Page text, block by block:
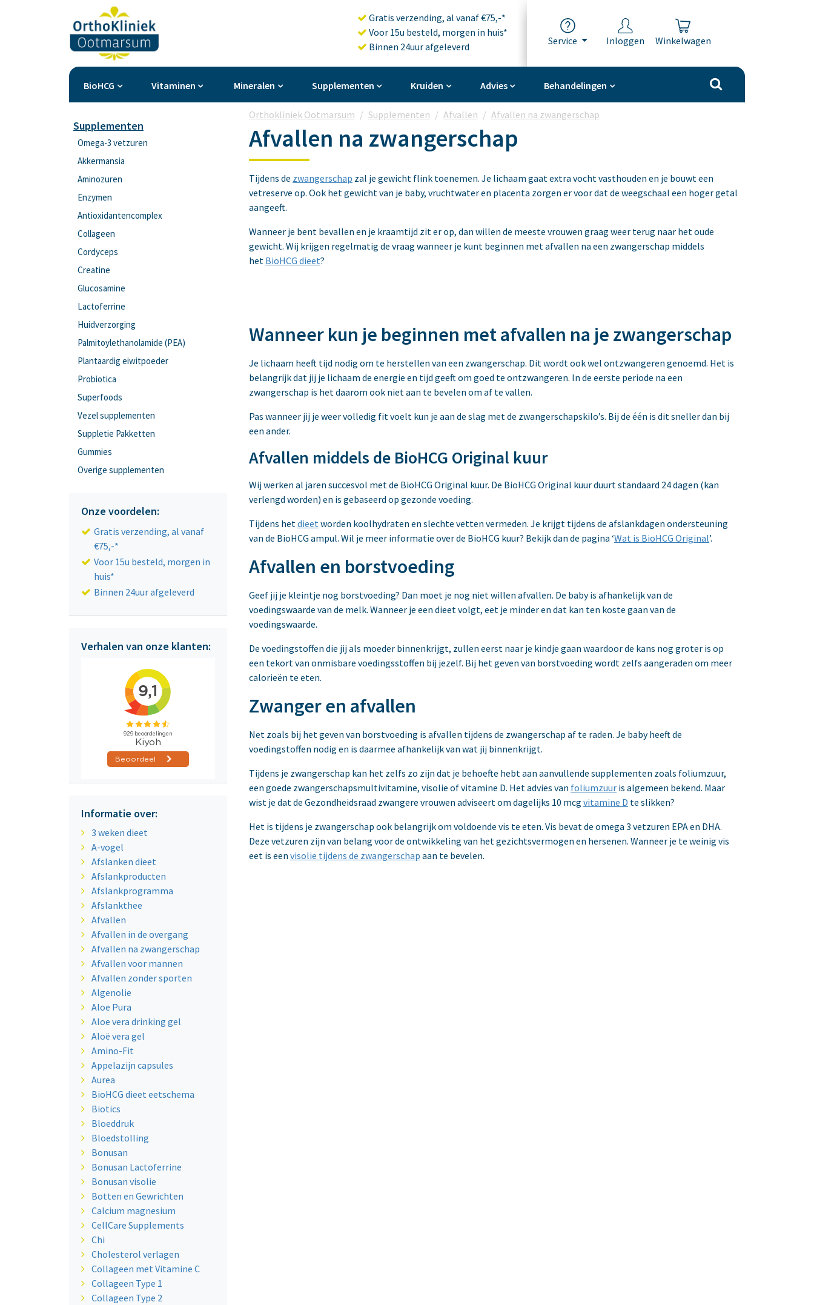
Service Inloggen Winkelwagen
Gratis verzending, al vanaf €75,-*
Voor 15u besteld, morgen in huis*
Binnen 24uur afgeleverd
BioHCG Vitaminen Mineralen Supplementen Kruiden Advies Behandelingen
Supplementen
Omega-3 vetzuren
Akkermansia
Aminozuren
Enzymen
Antioxidantencomplex
Collageen
Cordyceps
Creatine
Glucosamine
Lactoferrine
Huidverzorging
Palmitoylethanolamide (PEA)
Plantaardig eiwitpoeder
Probiotica
Superfoods
Vezel supplementen
Suppletie Pakketten
Gummies
Overige supplementen
Onze voordelen:
Gratis verzending, al vanaf
€75,-*
Voor 15u besteld, morgen in
huis*
Binnen 24uur afgeleverd
Verhalen van onze klanten:
Informatie over:
3 weken dieet
A-vogel
Afslanken dieet
Afslankproducten
Afslankprogramma
Afslankthee
Afvallen
Afvallen in de overgang
Afvallen na zwangerschap
Afvallen voor mannen
Afvallen zonder sporten
Algenolie
Aloe Pura
Aloe vera drinking gel
Aloë vera gel
Amino-Fit
Appelazijn capsules
Aurea
BioHCG dieet eetschema
Biotics
Bloeddruk
Bloedstolling
Bonusan
Bonusan Lactoferrine
Bonusan visolie
Botten en Gewrichten
Calcium magnesium
CellCare Supplements
Chi
Cholesterol verlagen
Collageen met Vitamine C
Collageen Type 1
Collageen Type 2
Orthokliniek Ootmarsum Supplementen Afvallen Afvallen na zwangerschap
Afvallen na zwangerschap
Tijdens de zwangerschap zal je gewicht flink toenemen. Je lichaam gaat extra vocht vasthouden en je bouwt een
vetreserve op. Ook het gewicht van je baby, vruchtwater en placenta zorgen er voor dat de weegschaal een hoger getal
aangeeft.
Wanneer je bent bevallen en je kraamtijd zit er op, dan willen de meeste vrouwen graag weer terug naar het oude
gewicht. Wij krijgen regelmatig de vraag wanneer je kunt beginnen met afvallen na een zwangerschap middels
het BioHCG dieet?
Wanneer kun je beginnen met afvallen na je zwangerschap
Je lichaam heeft tijd nodig om te herstellen van een zwangerschap. Dit wordt ook wel ontzwangeren genoemd. Het is
belangrijk dat jij je lichaam de energie en tijd geeft om goed te ontzwangeren. In de eerste periode na een
zwangerschap is het daarom ook niet aan te bevelen om af te vallen.
Pas wanneer jij je weer volledig fit voelt kun je aan de slag met de zwangerschapskilo’s. Bij de één is dit sneller dan bij
een ander.
Afvallen middels de BioHCG Original kuur
Wij werken al jaren succesvol met de BioHCG Original kuur. De BioHCG Original kuur duurt standaard 24 dagen (kan
verlengd worden) en is gebaseerd op gezonde voeding.
Tijdens het dieet worden koolhydraten en slechte vetten vermeden. Je krijgt tijdens de afslankdagen ondersteuning
van de BioHCG ampul. Wil je meer informatie over de BioHCG kuur? Bekijk dan de pagina ‘Wat is BioHCG Original’.
Afvallen en borstvoeding
Geef jij je kleintje nog borstvoeding? Dan moet je nog niet willen afvallen. De baby is afhankelijk van de
voedingswaarde van de melk. Wanneer je een dieet volgt, eet je minder en dat kan ten koste gaan van de
voedingswaarde.
De voedingstoffen die jij als moeder binnenkrijgt, zullen eerst naar je kindje gaan waardoor de kans nog groter is op
een tekort van onmisbare voedingsstoffen bij jezelf. Bij het geven van borstvoeding wordt zelfs aangeraden om meer
calorieën te eten.
Zwanger en afvallen
Net zoals bij het geven van borstvoeding is afvallen tijdens de zwangerschap af te raden. Je baby heeft de
voedingstoffen nodig en is daarmee afhankelijk van wat jij binnenkrijgt.
Tijdens je zwangerschap kan het zelfs zo zijn dat je behoefte hebt aan aanvullende supplementen zoals foliumzuur,
een goede zwangerschapsmultivitamine, visolie of vitamine D. Het advies van foliumzuur is algemeen bekend. Maar
wist je dat de Gezondheidsraad zwangere vrouwen adviseert om dagelijks 10 mcg vitamine D te slikken?
Het is tijdens je zwangerschap ook belangrijk om voldoende vis te eten. Vis bevat de omega 3 vetzuren EPA en DHA.
Deze vetzuren zijn van belang voor de ontwikkeling van het gezichtsvermogen en hersenen. Wanneer je te weinig vis
eet is een visolie tijdens de zwangerschap aan te bevelen.